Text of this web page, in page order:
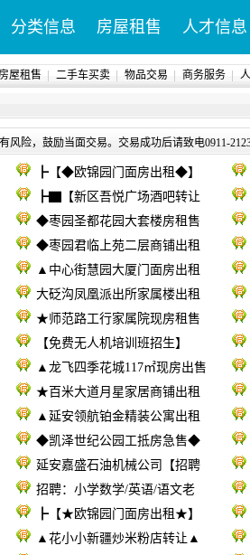
分类信息 房屋租售 人才信息
屋租售 二手车买卖 物品交易 商务服务
风险，鼓励当面交易。交易成功后请致电0911-
┣【◆欧锦园门面房出租◆】
┣▇【新区吾悦广场酒吧转让
◆枣园圣都花园大套楼房租售
◆枣园君临上苑二层商铺出租
▲中心街慧园大厦门面房出租
大砭沟凤凰派出所家属楼出租
★师范路工行家属院现房租售
【免费无人机培训班招生】
▲龙飞四季花城117㎡现房出售
★百米大道月星家居商铺出租
▲延安领航铂金精装公寓出租
◆凯泽世纪公园工抵房急售◆
延安嘉盛石油机械公司【招聘
招聘：小学数学/英语/语文老
┣【★欧锦园门面房出租★】
▲花小小新疆炒米粉店转让▲